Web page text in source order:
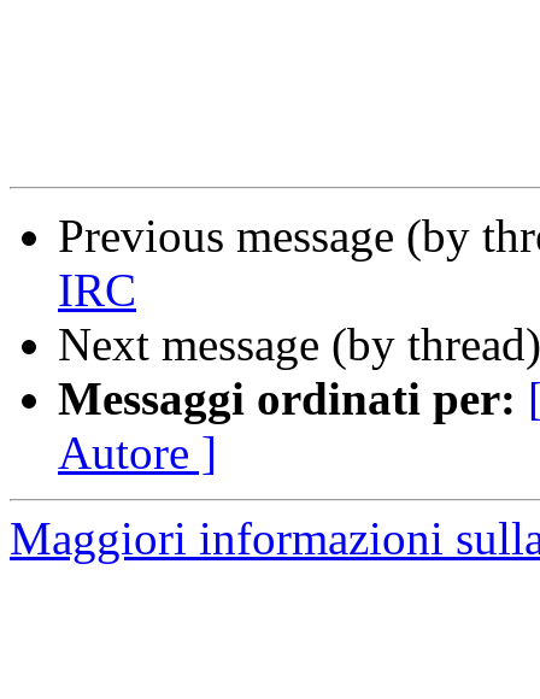
Previous message (by
IRC
Next message (by
Messaggi ordinati per:
Autore ]
Maggiori informazioni